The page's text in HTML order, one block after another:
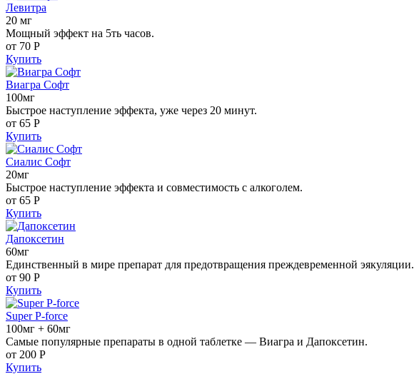
Левитра
20 мг
Мощный эффект на 5ть часов.
от 70 Р
Купить
Виагра Софт
100мг
Быстрое наступление эффекта, уже через 20 минут.
от 65 Р
Купить
Сиалис Софт
20мг
Быстрое наступление эффекта и совместимость с алкоголем.
от 65 Р
Купить
Дапоксетин
60мг
Единственный в мире препарат для предотвращения преждевременной эякуляции.
от 90 Р
Купить
Super P-force
100мг + 60мг
Самые популярные препараты в одной таблетке — Виагра и Дапоксетин.
от 200 Р
Купить